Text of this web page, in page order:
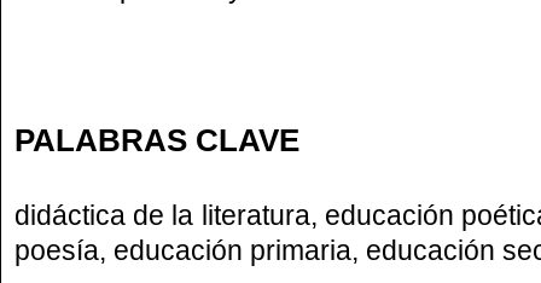
PALABRAS CLAVE
didáctica de la literatura, educación
poesía, educación primaria, educación